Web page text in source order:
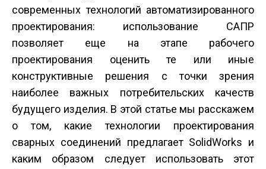
современных технологий автоматизированного
проектирования: использование САПР
позволяет еще на этапе рабочего
проектирования оценить те или иные
конструктивные решения с точки зрения
наиболее важных потребительских качеств
будущего изделия. В этой статье мы расскажем
о том, какие технологии проектирования
сварных соединений предлагает SolidWorks и
каким образом следует использовать этот